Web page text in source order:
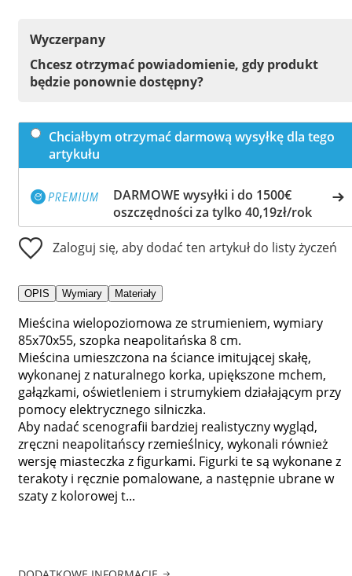
Wyczerpany
Chcesz otrzymać powiadomienie, gdy produkt
będzie ponownie dostępny?
Chciałbym otrzymać darmową wysyłkę dla tego
artykułu
DARMOWE wysyłki i do 1500€
oszczędności za tylko 40,19zł/rok
Zaloguj się, aby dodać ten artykuł do listy życzeń
OPIS Wymiary Materiały
Mieścina wielopoziomowa ze strumieniem, wymiary
85x70x55, szopka neapolitańska 8 cm.
Mieścina umieszczona na ściance imitującej skałę,
wykonanej z naturalnego korka, upiększone mchem,
gałązkami, oświetleniem i strumykiem działającym przy
pomocy elektrycznego silniczka.
Aby nadać scenografii bardziej realistyczny wygląd,
zręczni neapolitańscy rzemieślnicy, wykonali również
wersję miasteczka z figurkami. Figurki te są wykonane z
terakoty i ręcznie pomalowane, a następnie ubrane w
szaty z kolorowej t...